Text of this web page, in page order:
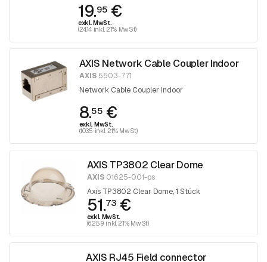
19.95 €
exkl. MwSt.
(24.14 inkl. 21% MwSt)
AXIS Network Cable Coupler Indoor
AXIS5503-771
Network Cable Coupler Indoor
8.55€
exkl. MwSt.
(10.35 inkl. 21% MwSt)
AXIS TP3802 Clear Dome
AXIS01625-001-ps
Axis TP3802 Clear Dome, 1 Stück
51.73€
exkl. MwSt.
(62.59 inkl. 21% MwSt)
AXIS RJ45 Field connector